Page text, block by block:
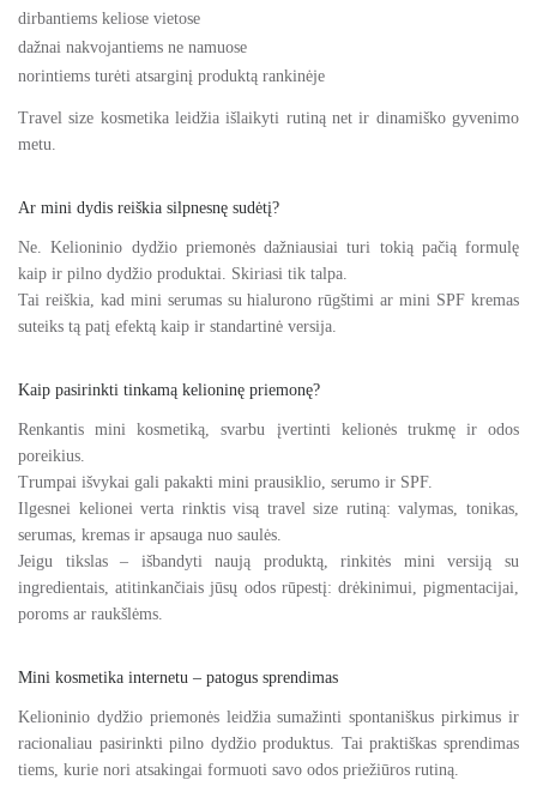
dirbantiems keliose vietose
dažnai nakvojantiems ne namuose
norintiems turėti atsarginį produktą rankinėje
Travel size kosmetika leidžia išlaikyti rutiną net ir dinamiško gyvenimo
metu.
Ar mini dydis reiškia silpnesnę sudėtį?
Ne. Kelioninio dydžio priemonės dažniausiai turi tokią pačią formulę
kaip ir pilno dydžio produktai. Skiriasi tik talpa.
Tai reiškia, kad mini serumas su hialurono rūgštimi ar mini SPF kremas
suteiks tą patį efektą kaip ir standartinė versija.
Kaip pasirinkti tinkamą kelioninę priemonę?
Renkantis mini kosmetiką, svarbu įvertinti kelionės trukmę ir odos
poreikius.
Trumpai išvykai gali pakakti mini prausiklio, serumo ir SPF.
Ilgesnei kelionei verta rinktis visą travel size rutiną: valymas, tonikas,
serumas, kremas ir apsauga nuo saulės.
Jeigu tikslas – išbandyti naują produktą, rinkitės mini versiją su
ingredientais, atitinkančiais jūsų odos rūpestį: drėkinimui, pigmentacijai,
poroms ar raukšlėms.
Mini kosmetika internetu – patogus sprendimas
Kelioninio dydžio priemonės leidžia sumažinti spontaniškus pirkimus ir
racionaliau pasirinkti pilno dydžio produktus. Tai praktiškas sprendimas
tiems, kurie nori atsakingai formuoti savo odos priežiūros rutiną.